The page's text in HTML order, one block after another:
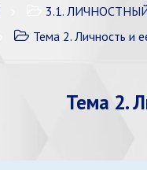
3.1.
Тема 2. Личность и
Тема 2.